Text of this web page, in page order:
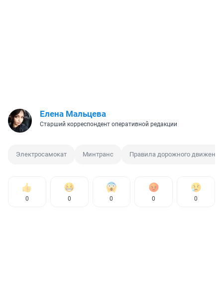
Елена Мальцева
Старший корреспондент оперативной редакции
Электросамокат Минтранс Правила дорожного движения
0 0 0 0 0